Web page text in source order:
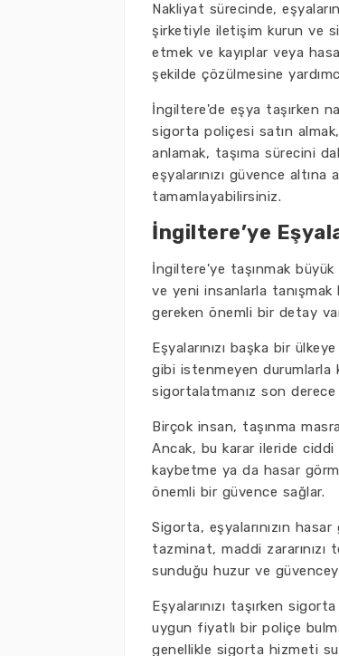
Nakliyat sürecinde,
şirketiyle iletişim kurun ve
etmek ve kayıplar veya
şekilde çözülmesine
İngiltere'de eşya taşırken
sigorta poliçesi satın almak,
anlamak, taşıma sürecini
eşyalarınızı güvence
tamamlayabilirsiniz.
İngiltere’ye
İngiltere'ye taşınmak
ve yeni insanlarla tanışmak
gereken önemli bir detay
Eşyalarınızı başka bir
gibi istenmeyen durumlarla
sigortalatmanız son derece
Birçok insan, taşınma
Ancak, bu karar ileride ciddi
kaybetme ya da hasar
önemli bir güvence sağlar.
Sigorta, eşyalarınızın
tazminat, maddi zararınızı
sunduğu huzur ve
Eşyalarınızı taşırken
uygun fiyatlı bir poliçe
genellikle sigorta hizmeti